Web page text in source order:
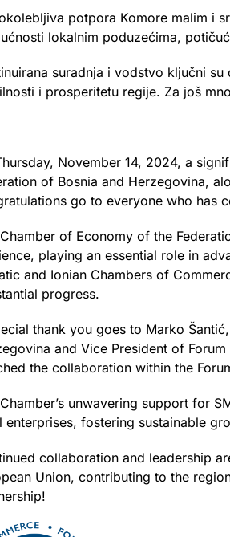
potpora Komore malim i
lokalnim poduzećima,
suradnja i vodstvo ključni
i prosperitetu regije. Za još
November 14, 2024, a
of Bosnia and Herzegovina,
go to everyone who has
of Economy of the
playing an essential role in
and Ionian Chambers of
progress.
thank you goes to Marko
and Vice President of
the collaboration within the
unwavering support for
enterprises, fostering sustainable
collaboration and leadership
Union, contributing to the